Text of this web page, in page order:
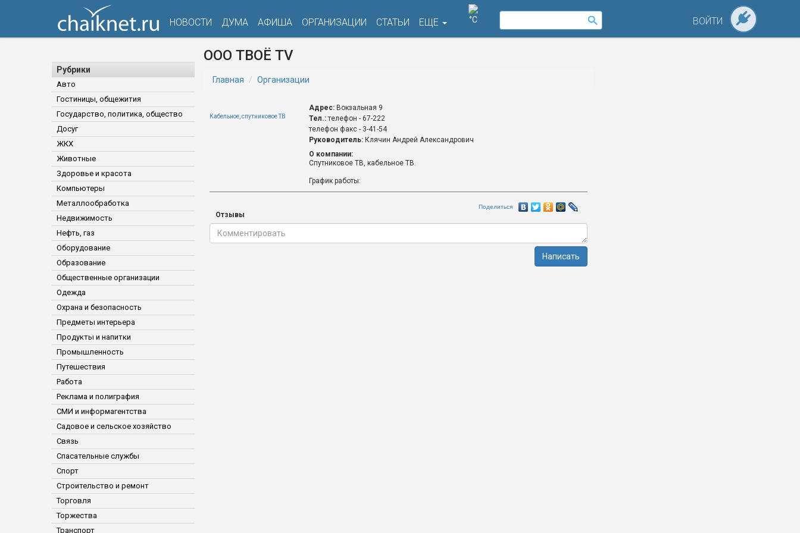
НОВОСТИ ДУМА АФИША ОРГАНИЗАЦИИ СТАТЬИ ЕЩЕ °C ВОЙТИ
Рубрики
Авто
Гостиницы, общежития
Государство, политика, общество
Досуг
ЖКХ
Животные
Здоровье и красота
Компьютеры
Металлообработка
Недвижимость
Нефть, газ
Оборудование
Образование
Общественные организации
Одежда
Охрана и безопасность
Предметы интерьера
Продукты и напитки
Промышленность
Путешествия
Работа
Реклама и полиграфия
СМИ и информагентства
Садовое и сельское хозяйство
Связь
Спасательные службы
Спорт
Строительство и ремонт
Торговля
Торжества
Транспорт
ООО ТВОЁ ТV
Главная Организации
Кабельное, спутниковое ТВ
Адрес: Вокзальная 9
Тел.:телефон - 67-222
телефон факс - 3-41-54
Руководитель: Клячин Андрей Александрович
О компании:
Спутниковое ТВ, кабельное ТВ.
График работы:
Поделиться
Отзывы
Написать